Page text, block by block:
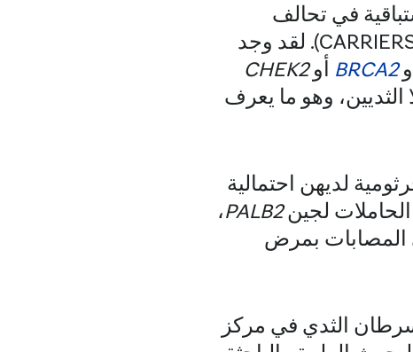
(CARRIERS). لقد وجد
BRCA2 أوCHEK2
وهو ما يعرف
لديهن احتمالية
الحاملات لجينPALB2،
المصابات بمرض
الثدي في مركز